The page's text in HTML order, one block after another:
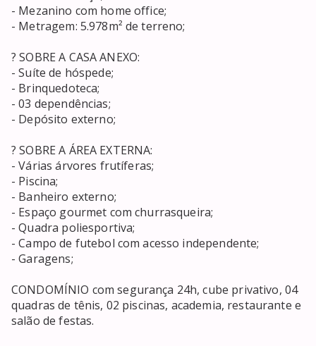
- Mezanino com home office;
- Metragem: 5.978m² de terreno;
? SOBRE A CASA ANEXO:
- Suíte de hóspede;
- Brinquedoteca;
- 03 dependências;
- Depósito externo;
? SOBRE A ÁREA EXTERNA:
- Várias árvores frutíferas;
- Piscina;
- Banheiro externo;
- Espaço gourmet com churrasqueira;
- Quadra poliesportiva;
- Campo de futebol com acesso independente;
- Garagens;
CONDOMÍNIO com segurança 24h, cube privativo, 04
quadras de tênis, 02 piscinas, academia, restaurante e
salão de festas.